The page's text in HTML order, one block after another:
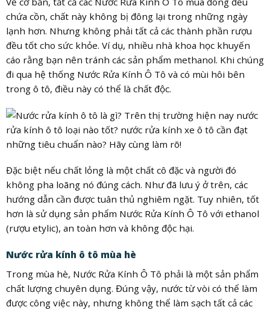
chứa cồn, chất này không bị đông lại trong những ngày
lạnh hơn. Nhưng không phải tất cả các thành phần rượu
đều tốt cho sức khỏe. Ví dụ, nhiều nhà khoa học khuyến
cáo rằng bạn nên tránh các sản phẩm methanol. Khi chúng
đi qua hệ thống Nước Rửa Kính Ô Tô và có mùi hôi bên
trong ô tô, điều này có thể là chất độc.
Đặc biệt nếu chất lỏng là một chất cô đặc và người đó
không pha loãng nó đúng cách. Như đã lưu ý ở trên, các
hướng dẫn cần được tuân thủ nghiêm ngặt. Tuy nhiên, tốt
hơn là sử dụng sản phẩm Nước Rửa Kính Ô Tô với ethanol
(rượu etylic), an toàn hơn và không độc hại.
Nước rửa kính ô tô mùa hè
Trong mùa hè, Nước Rửa Kính Ô Tô phải là một sản phẩm
chất lượng chuyên dụng. Đúng vậy, nước từ vòi có thể làm
được công việc này, nhưng không thể làm sạch tất cả các